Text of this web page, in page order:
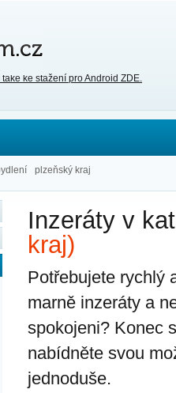
ke stažení pro Android ZDE.
plzeňský kraj
Inzeráty v
kraj)
Potřebujete rychlý
marně inzeráty a
spokojeni? Konec
nabídněte svou
jednoduše.